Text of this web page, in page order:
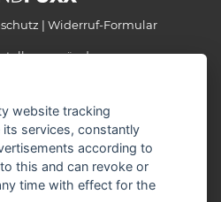
Widerruf-Formular
ändern
Grund 22-24
Munster
5192 887903
5192 887905
website tracking
services, constantly
according to
this and can revoke or
time with effect for the